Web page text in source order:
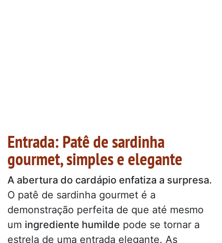
Entrada: Patê de sardinha
gourmet, simples e elegante
A abertura do cardápio enfatiza a surpresa.
O patê de sardinha gourmet é a
demonstração perfeita de que até mesmo
um ingrediente humilde pode se tornar a
estrela de uma entrada elegante. As